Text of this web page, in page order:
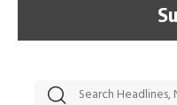
सट्टेबाजी में अरेस्ट हुए